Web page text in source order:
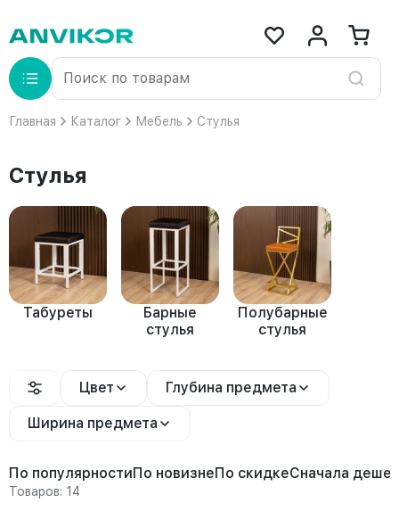
Главная Каталог Мебель Стулья
Стулья
Табуреты
Барные
стулья
Полубарные
стулья
Цвет Глубина предмета
Ширина предмета
По популярностиПо новизнеПо скидкеСначала
Товаров: 14